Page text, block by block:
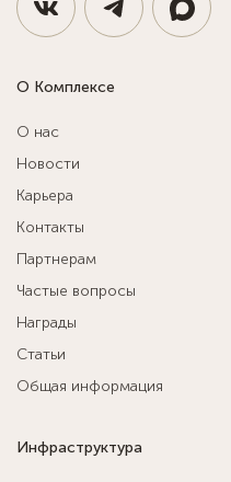
О Комплексе
О нас
Новости
Карьера
Контакты
Партнерам
Частые вопросы
Награды
Статьи
Общая информация
Инфраструктура